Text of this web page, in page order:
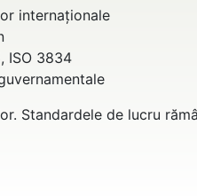
internaționale
ISO 3834
Standardele de lucru